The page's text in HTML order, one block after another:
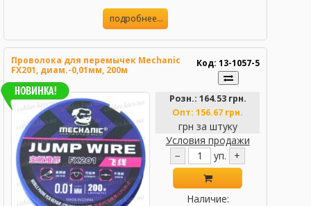
подробнее...
Проволока для перемычек Mechanic
FX201, диам.-0,01мм, 200м
Код: 13-1057-5
Розн.: 164.53 грн.
Опт: 156.67 грн.
грн за штуку
Условия продажи
−
уп. +
Наличие: